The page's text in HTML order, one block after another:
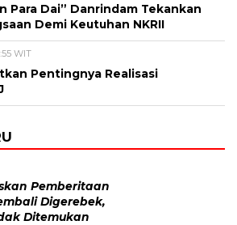
Para Dai” Danrindam Tekankan
Demi Keutuhan NKRII
WIT
Pentingnya Realisasi
Pemberitaan
Digerebek,
Ditemukan